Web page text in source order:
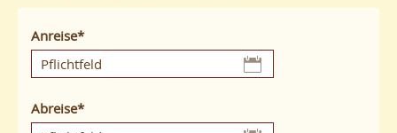
Anreise
Abreise